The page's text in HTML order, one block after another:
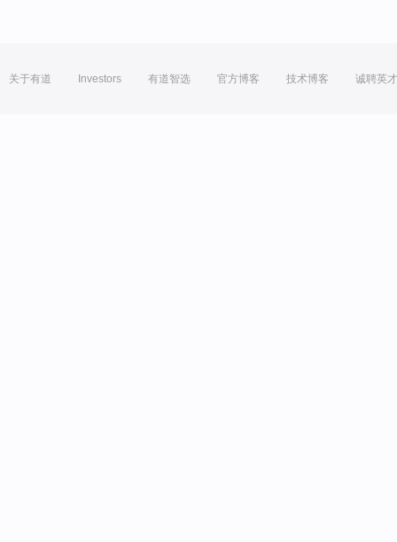
关于有道 Investors 有道智选 官方博客 技术博客 诚聘英才